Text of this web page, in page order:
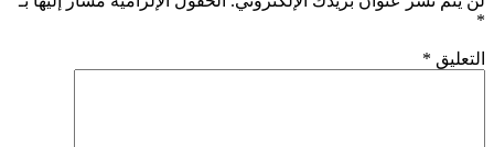
*
التعليق *